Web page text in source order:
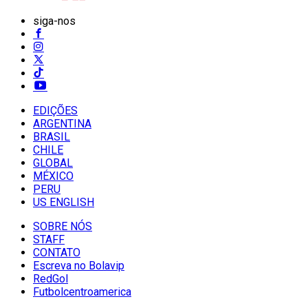
siga-nos
EDIÇÕES
ARGENTINA
BRASIL
CHILE
GLOBAL
MÉXICO
PERU
US ENGLISH
SOBRE NÓS
STAFF
CONTATO
Escreva no Bolavip
RedGol
Futbolcentroamerica